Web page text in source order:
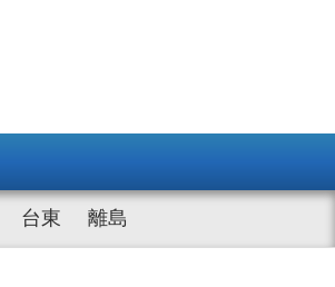
台東 離島